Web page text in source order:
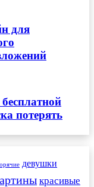
для
потерять
девушки
красивые